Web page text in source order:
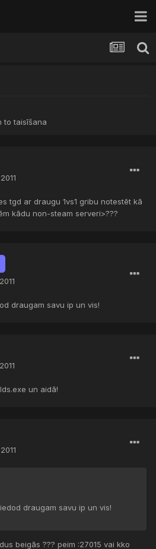
to taisīšana
tgd ar draugu 1vs1 gribu notestēt kā
kādu non-steam serveri>???
draugam savu ip un vis!
un aidā!
draugam savu ip un vis!
beigās ??? peim :27015 vai kko